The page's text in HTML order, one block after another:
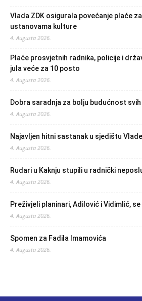
Vlada ZDK osigurala povećanje plaće
ustanovama kulture
4. Augusta 2026.
Plaće prosvjetnih radnika, policije i
jula veće za 10 posto
4. Augusta 2026.
Dobra saradnja za bolju budućnost
4. Augusta 2026.
Najavljen hitni sastanak u sjedištu Vlade
4. Augusta 2026.
Rudari u Kaknju stupili u radnički
4. Augusta 2026.
Preživjeli planinari, Adilović i Vidimlić,
4. Augusta 2026.
Spomen za Fadila Imamovića
4. Augusta 2026.